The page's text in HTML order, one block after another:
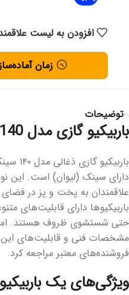
افزودن به لیست
زمان آماده‌سازی: 7 الی
توضیحات
باربیکیو گازی مدل SRC 140
دارای سینک (لیوان) است. این
علاقمندان به پخت و پز در فضای
باربیکیو‌ها دارای قابلیت‌های
حتی شستشوی ظروف هستند. اما
مشخصات فنی و قابلیت‌های این
فروشنده‌های معتبر مراجعه کرد.
ویژگی‌های یک